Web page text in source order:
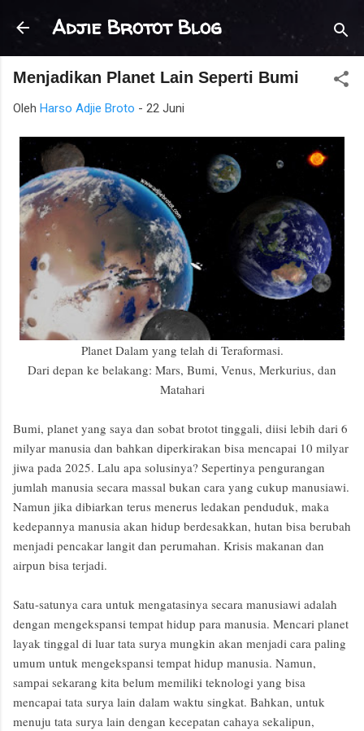
Langsung ke konten utama
Adjie Brotot Blog
Menjadikan Planet Lain Seperti Bumi
Oleh Harso Adjie Broto - 22 Juni
Planet Dalam yang telah di Teraformasi.
Dari depan ke belakang: Mars, Bumi, Venus, Merkurius, dan
Matahari
Bumi, planet yang saya dan sobat brotot tinggali, diisi lebih dari 6
milyar manusia dan bahkan diperkirakan bisa mencapai 10 milyar
jiwa pada 2025. Lalu apa solusinya? Sepertinya pengurangan
jumlah manusia secara massal bukan cara yang cukup manusiawi.
Namun jika dibiarkan terus menerus ledakan penduduk, maka
kedepannya manusia akan hidup berdesakkan, hutan bisa berubah
menjadi pencakar langit dan perumahan. Krisis makanan dan
airpun bisa terjadi.
Satu-satunya cara untuk mengatasinya secara manusiawi adalah
dengan mengekspansi tempat hidup para manusia. Mencari planet
layak tinggal di luar tata surya mungkin akan menjadi cara paling
umum untuk mengekspansi tempat hidup manusia. Namun,
sampai sekarang kita belum memiliki teknologi yang bisa
mencapai tata surya lain dalam waktu singkat. Bahkan, untuk
menuju tata surya lain dengan kecepatan cahaya sekalipun,